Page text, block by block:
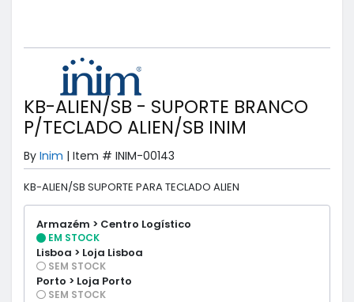
KB-ALIEN/SB - SUPORTE BRANCO
P/TECLADO ALIEN/SB INIM
By Inim | Item # INIM-00143
KB-ALIEN/SB SUPORTE PARA TECLADO ALIEN
Armazém > Centro Logístico
EM STOCK
Lisboa > Loja Lisboa
SEM STOCK
Porto > Loja Porto
SEM STOCK